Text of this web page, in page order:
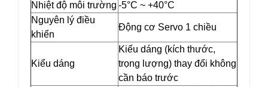
Nhiệt độ môi trường -5°C ~ +40°C
Nguyên lý điều
khiển
Động cơ Servo 1 chiều
Kiểu dáng
Kiểu dáng (kích thước,
trọng lượng) thay đổi không
cần báo trước